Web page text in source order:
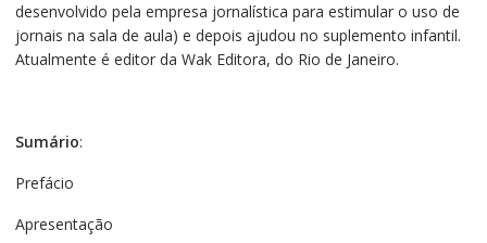
desenvolvido pela empresa jornalística para estimular o uso de
jornais na sala de aula) e depois ajudou no suplemento infantil.
Atualmente é editor da Wak Editora, do Rio de Janeiro.
Sumário:
Prefácio
Apresentação